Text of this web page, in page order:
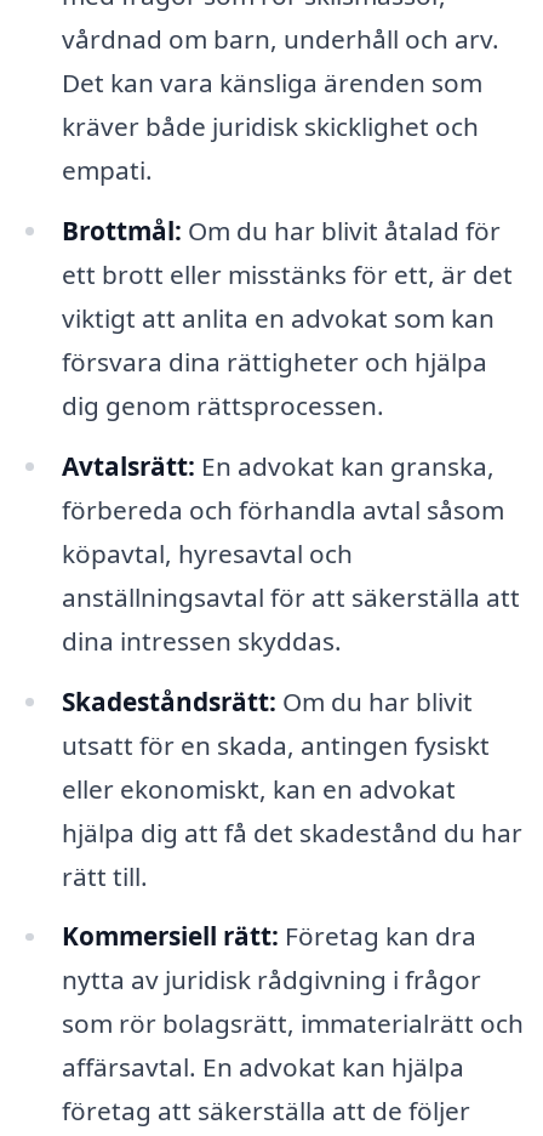
vårdnad om barn, underhåll och arv.
Det kan vara känsliga ärenden som
kräver både juridisk skicklighet och
empati.
Brottmål: Om du har blivit åtalad för
ett brott eller misstänks för ett, är det
viktigt att anlita en advokat som kan
försvara dina rättigheter och hjälpa
dig genom rättsprocessen.
Avtalsrätt: En advokat kan granska,
förbereda och förhandla avtal såsom
köpavtal, hyresavtal och
anställningsavtal för att säkerställa att
dina intressen skyddas.
Skadeståndsrätt: Om du har blivit
utsatt för en skada, antingen fysiskt
eller ekonomiskt, kan en advokat
hjälpa dig att få det skadestånd du har
rätt till.
Kommersiell rätt: Företag kan dra
nytta av juridisk rådgivning i frågor
som rör bolagsrätt, immaterialrätt och
affärsavtal. En advokat kan hjälpa
företag att säkerställa att de följer